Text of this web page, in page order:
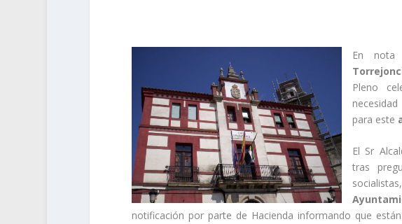
En
Pleno
para este
El Sr
tras
notificación por parte de Hacienda informando que